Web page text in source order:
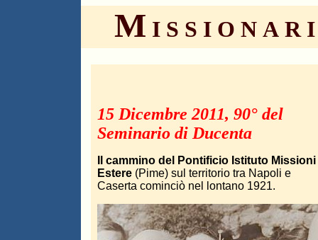
M
15 Dicembre 2011, 90° del
Seminario di Ducenta
Il cammino del Pontificio Istituto Missioni
Estere(Pime) sul territorio tra Napoli e
Caserta cominciò nel lontano 1921.